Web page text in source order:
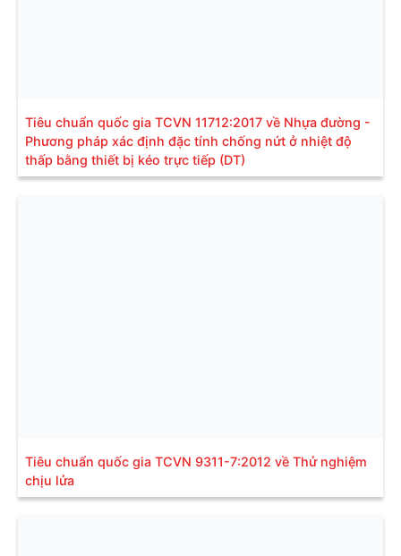
Tiêu chuẩn quốc gia TCVN 11712:2017 về Nhựa đường -
Phương pháp xác định đặc tính chống nứt ở nhiệt độ
thấp bằng thiết bị kéo trực tiếp (DT)
Tiêu chuẩn quốc gia TCVN 9311-7:2012 về Thử nghiệm
chịu lửa